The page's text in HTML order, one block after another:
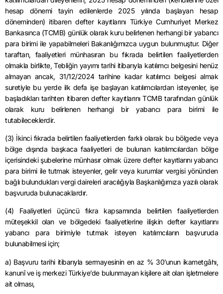
hesap dönemi tayin edilenlerde 2025 yılında başlayan hesap
döneminden) itibaren defter kayıtlarını Türkiye Cumhuriyet Merkez
Bankasınca (TCMB) günlük olarak kuru belirlenen herhangi bir yabancı
para birimi ile yapabilmeleri Bakanlığımızca uygun bulunmuştur. Diğer
taraftan, faaliyetleri münhasıran bu fıkrada belirtilen faaliyetlerden
olmakla birlikte, Tebliğin yayımı tarihi itibarıyla katılımcı belgesini henüz
almayan ancak, 31/12/2024tarihine kadar katılımcı belgesi almak
suretiyle bu yerde ilk defa işe başlayan katılımcılardan isteyenler, işe
başladıkları tarihten itibaren defter kayıtlarını TCMB tarafından günlük
olarak kuru belirlenen herhangi bir yabancı para birimi ile
tutabileceklerdir.
(3) İkinci fıkrada belirtilen faaliyetlerden farklı olarak bu bölgede veya
bölge dışında başkaca faaliyetleri de bulunan katılımcılardan bölge
içerisindeki şubelerine münhasır olmak üzere defter kayıtlarını yabancı
para birimi ile tutmak isteyenler, gelir veya kurumlar vergisi yönünden
bağlı bulundukları vergi daireleri aracılığıyla Başkanlığımıza yazılı olarak
başvuruda bulunacaklardır.
(4) Faaliyetleri üçüncü fıkra kapsamında belirtilen faaliyetlerden
müteşekkil olan ve bölgedeki faaliyetlerine ilişkin defter kayıtlarını
yabancı para birimiyle tutmak isteyen katılımcıların başvuruda
bulunabilmesi için;
a) Başvuru tarihi itibarıyla sermayesinin en az % 30’unun ikametgâhı,
kanunî ve iş merkezi Türkiye’de bulunmayan kişilere ait olan işletmelere
ait olması,